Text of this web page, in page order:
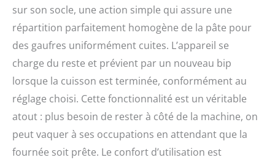
sur son socle, une action simple qui assure une
répartition parfaitement homogène de la pâte pour
des gaufres uniformément cuites. L’appareil se
charge du reste et prévient par un nouveau bip
lorsque la cuisson est terminée, conformément au
réglage choisi. Cette fonctionnalité est un véritable
atout : plus besoin de rester à côté de la machine, on
peut vaquer à ses occupations en attendant que la
fournée soit prête. Le confort d’utilisation est